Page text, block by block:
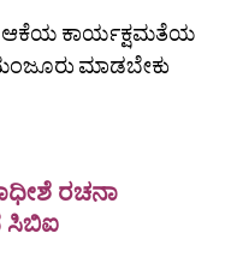
ಆಕೆಯ ಕಾರ್ಯಕ್ಷಮತೆಯ
ಮಾಡಬೇಕು
ರಚನಾ
ಸಿಬಿಐ